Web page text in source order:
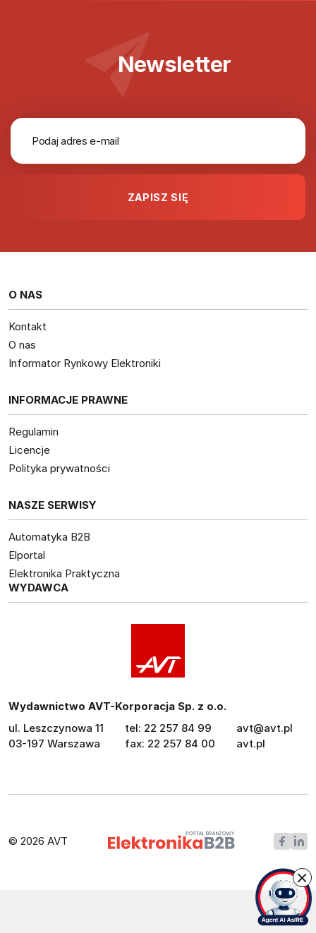
Newsletter
O NAS
Kontakt
O nas
Informator Rynkowy Elektroniki
INFORMACJE PRAWNE
Regulamin
Licencje
Polityka prywatności
NASZE SERWISY
Automatyka B2B
Elportal
Elektronika Praktyczna
WYDAWCA
Wydawnictwo AVT-Korporacja Sp. z o.o.
ul. Leszczynowa 11
03-197 Warszawa
tel: 22 257 84 99
fax: 22 257 84 00
avt@avt.pl
avt.pl
© 2026 AVT